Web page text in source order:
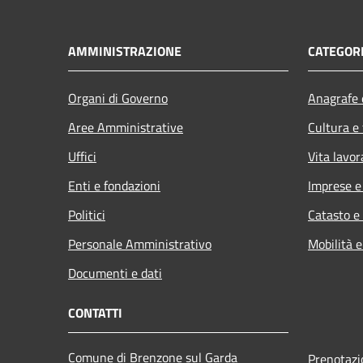
AMMINISTRAZIONE
Organi di Governo
Aree Amministrative
Uffici
Enti e fondazioni
Politici
Personale Amministrativo
Documenti e dati
Cultura
Vita
Imprese
Catasto
Mobilità
CONTATTI
Comune di Brenzone sul Garda